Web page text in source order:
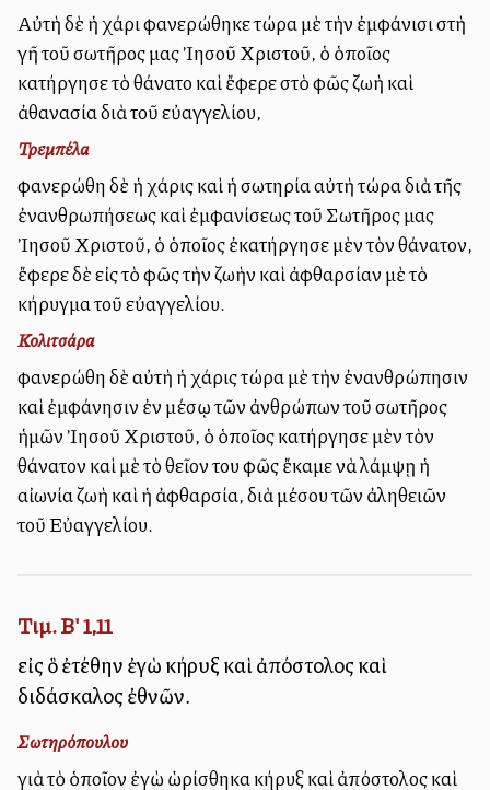
Αὐτὴ δὲ ἡ χάρι φανερώθηκε τώρα μὲ τὴν ἐμφάνισι στὴ
γῆ τοῦ σωτῆρος μας Ἰησοῦ Χριστοῦ, ὁ ὁποῖος
κατήργησε τὸ θάνατο καὶ ἔφερε στὸ φῶς ζωὴ καὶ
ἀθανασία διὰ τοῦ εὐαγγελίου,
Τρεμπέλα
Ἐφανερώθη δὲ ἡ χάρις καὶ ἡ σωτηρία αὐτὴ τώρα διὰ τῆς
ἐνανθρωπήσεως καὶ ἐμφανίσεως τοῦ Σωτῆρος μας
Ἰησοῦ Χριστοῦ, ὁ ὁποῖος ἐκατήργησε μὲν τὸν θάνατον,
ἔφερε δὲ εἰς τὸ φῶς τὴν ζωὴν καὶ ἀφθαρσίαν μὲ τὸ
κήρυγμα τοῦ εὐαγγελίου.
Κολιτσάρα
Ἐφανερώθη δὲ αὐτὴ ἡ χάρις τώρα μὲ τὴν ἐνανθρώπησιν
καὶ ἐμφάνησιν ἐν μέσῳ τῶν ἀνθρώπων τοῦ σωτῆρος
ἡμῶν Ἰησοῦ Χριστοῦ, ὁ ὁποῖος κατήργησε μὲν τὸν
θάνατον καὶ μὲ τὸ θεῖον του φῶς ἔκαμε νὰ λάμψῃ ἡ
αἰωνία ζωὴ καὶ ἡ ἀφθαρσία, διὰ μέσου τῶν ἀληθειῶν
τοῦ Εὐαγγελίου.
Τιμ. Β' 1,11
εἰς ὃ ἐτέθην ἐγὼ κήρυξ καὶ ἀπόστολος καὶ
διδάσκαλος ἐθνῶν.
Σωτηρόπουλου
γιὰ τὸ ὁποῖον ἐγὼ ὡρίσθηκα κήρυξ καὶ ἀπόστολος καὶ